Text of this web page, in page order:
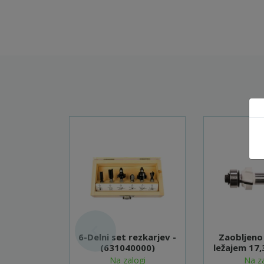
6-Delni set rezkarjev -
(631040000)
Na zalogi
ležajem
- D-
Na